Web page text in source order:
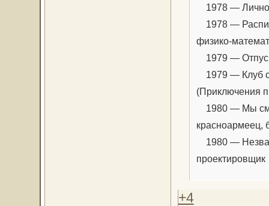
1978 —
1978 —
физико-
1979 —
1979 — Клуб
(Приключения
1980 — Мы
красноармеец,
1980 —
проектировщик
+4